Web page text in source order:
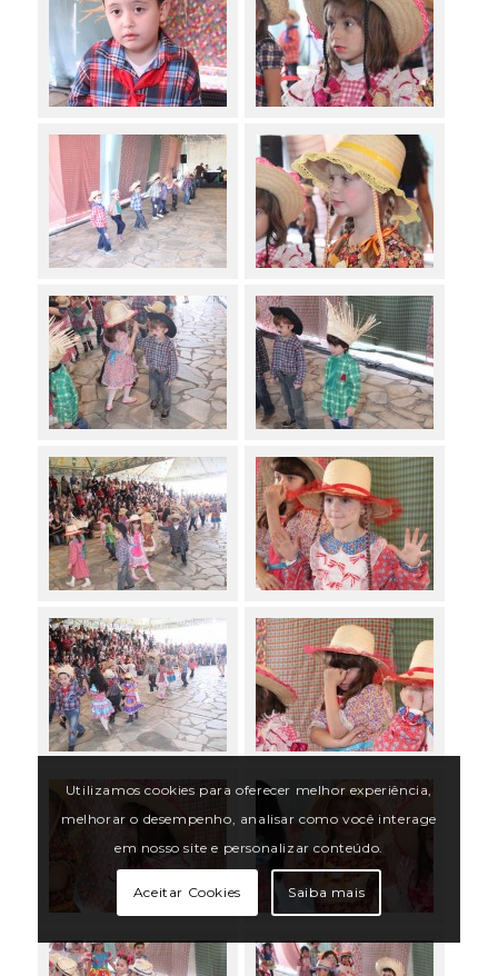
Utilizamos cookies para oferecer melhor experiência,
melhorar o desempenho, analisar como você interage
em nosso site e personalizar conteúdo.
Aceitar Cookies Saiba mais